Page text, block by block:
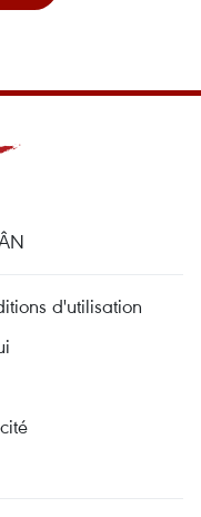
d'utilisation